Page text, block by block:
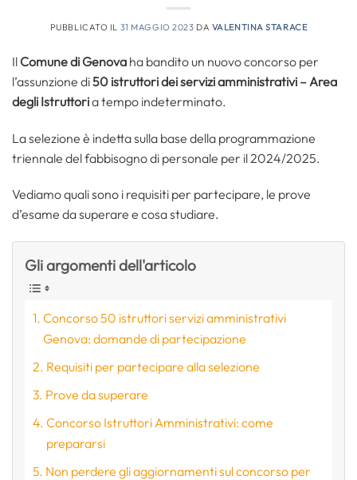
PUBBLICATO IL 31 MAGGIO 2023 DA VALENTINA STARACE
Il Comune di Genova ha bandito un nuovo concorso per
l’assunzione di50 istruttori dei servizi amministrativi – Area
degli Istruttoria tempo indeterminato.
La selezione è indetta sulla base della programmazione
triennale del fabbisogno di personale per il 2024/2025.
Vediamo quali sono i requisiti per partecipare, le prove
d’esame da superare e cosa studiare.
Gli argomenti dell'articolo
Concorso 50 istruttori servizi amministrativi
Genova: domande di partecipazione
Requisiti per partecipare alla selezione
Prove da superare
Concorso Istruttori Amministrativi: come
prepararsi
Non perdere gli aggiornamenti sul concorso per